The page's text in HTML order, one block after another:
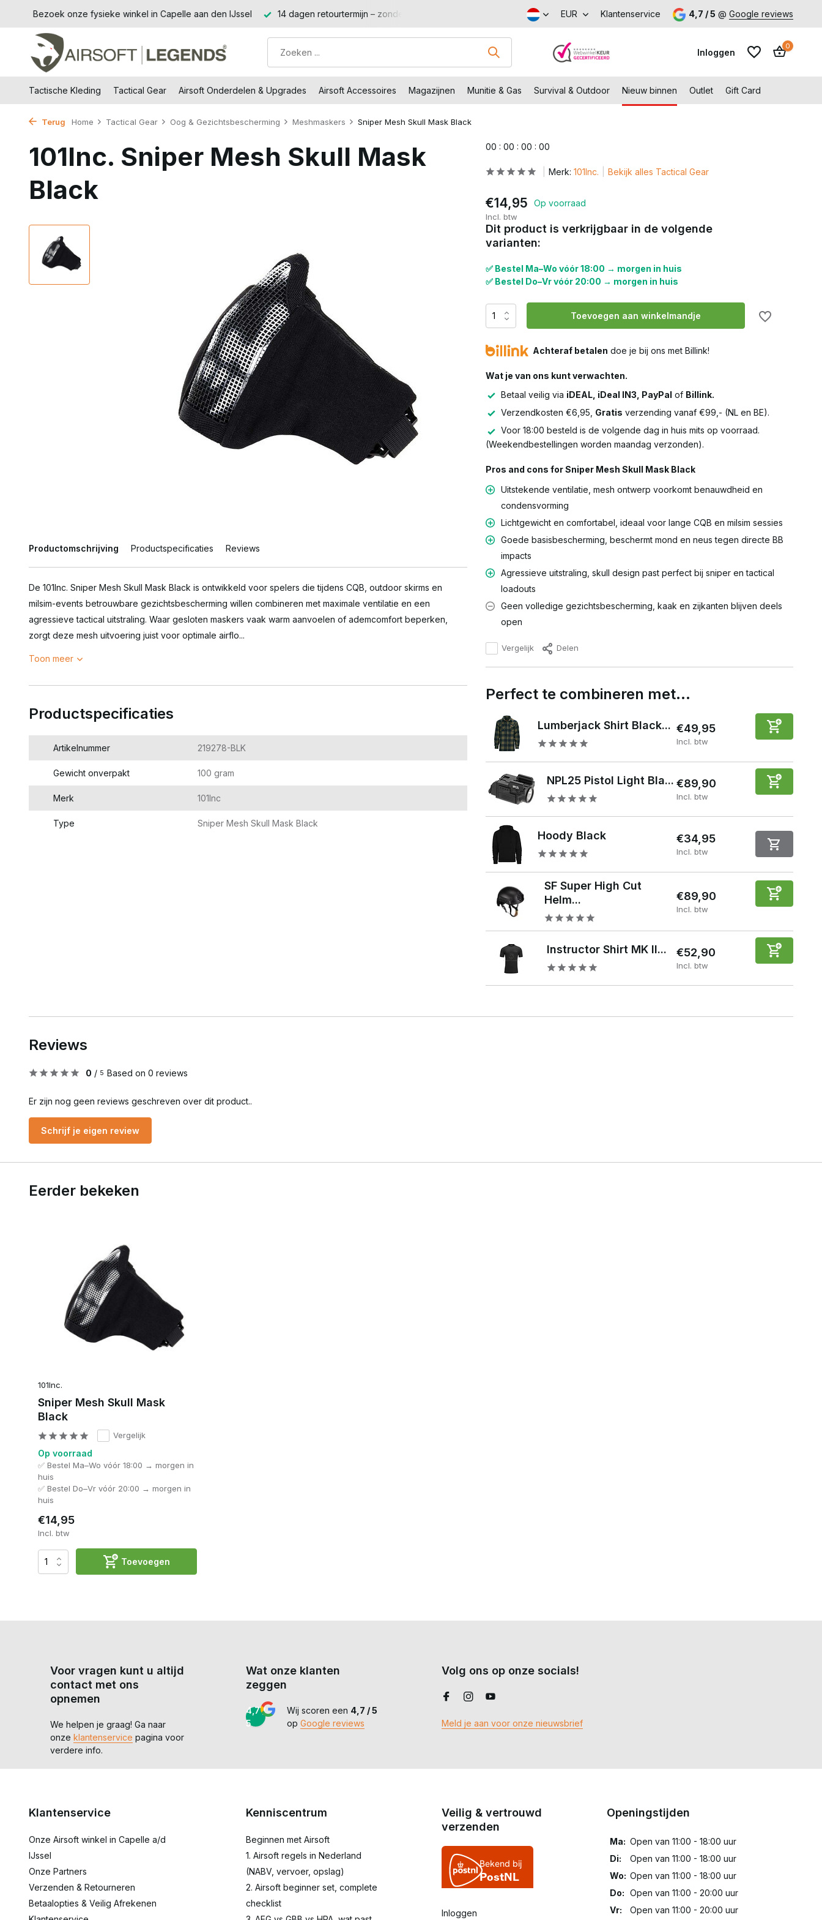
14 dagen retourtermijn – zonder gedoe, zonder stress. Shop met voordeel – Gratis verzending vanaf €99,- Bezoek onze fysieke winkel in Capelle aan den IJssel
EUR Klantenservice 4,7 / 5 @ Google reviews
Inloggen
0
Tactische Kleding Tactical Gear Airsoft Onderdelen & Upgrades Airsoft Accessoires Magazijnen Munitie & Gas Survival & Outdoor Nieuw binnen Outlet Gift Card
Terug Home Tactical Gear Oog & Gezichtsbescherming Meshmaskers Sniper Mesh Skull Mask Black
101Inc. Sniper Mesh Skull Mask
Black
Productomschrijving Productspecificaties Reviews
De 101Inc. Sniper Mesh Skull Mask Black is ontwikkeld voor spelers die tijdens CQB, outdoor skirms en
milsim-events betrouwbare gezichtsbescherming willen combineren met maximale ventilatie en een
agressieve tactical uitstraling. Waar gesloten maskers vaak warm aanvoelen of ademcomfort beperken,
zorgt deze mesh uitvoering juist voor optimale airflo...
Toon meer
Productspecificaties
Artikelnummer 219278-BLK
Gewicht onverpakt 100 gram
Merk 101Inc
Type Sniper Mesh Skull Mask Black
00 : 00 : 00 : 00
Merk: 101Inc. Bekijk alles Tactical Gear
€14,95 Op voorraad
Incl. btw
Dit product is verkrijgbaar in de volgende
varianten:
✅ Bestel Ma–Wo vóór 18:00 → morgen in huis
✅ Bestel Do–Vr vóór 20:00 → morgen in huis
Toevoegen aan winkelmandje
Achteraf betalen doe je bij ons met Billink!
Wat je van ons kunt verwachten.
Betaal veilig via iDEAL, iDeal IN3, PayPal of Billink.
Verzendkosten €6,95, Gratis verzending vanaf €99,- (NL en BE).
Voor 18:00 besteld is de volgende dag in huis mits op voorraad.
(Weekendbestellingen worden maandag verzonden).
Pros and cons for Sniper Mesh Skull Mask Black
Uitstekende ventilatie, mesh ontwerp voorkomt benauwdheid en
condensvorming
Lichtgewicht en comfortabel, ideaal voor lange CQB en milsim sessies
Goede basisbescherming, beschermt mond en neus tegen directe BB
impacts
Agressieve uitstraling, skull design past perfect bij sniper en tactical
loadouts
Geen volledige gezichtsbescherming, kaak en zijkanten blijven deels
open
Vergelijk Delen
Perfect te combineren met…
Lumberjack Shirt Black... €49,95
Incl. btw
NPL25 Pistol Light Bla... €89,90
Incl. btw
Hoody Black €34,95
Incl. btw
SF Super High Cut
Helm...
€89,90
Incl. btw
Instructor Shirt MK II... €52,90
Incl. btw
Reviews
0 / 5 Based on 0 reviews
Er zijn nog geen reviews geschreven over dit product..
Schrijf je eigen review
Eerder bekeken
101Inc.
Sniper Mesh Skull Mask
Black
Vergelijk
Op voorraad
✅ Bestel Ma–Wo vóór 18:00 → morgen in
huis
✅ Bestel Do–Vr vóór 20:00 → morgen in
huis
€14,95
Incl. btw
Toevoegen
Voor vragen kunt u altijd
contact met ons
opnemen
We helpen je graag! Ga naar
onze klantenservice pagina voor
verdere info.
Wat onze klanten
zeggen
4,7 /
5
Wij scoren een 4,7 / 5
op Google reviews
Volg ons op onze socials!
Meld je aan voor onze nieuwsbrief
Klantenservice
Onze Airsoft winkel in Capelle a/d
IJssel
Onze Partners
Verzenden & Retourneren
Betaalopties & Veilig Afrekenen
Kenniscentrum
Beginnen met Airsoft
1. Airsoft regels in Nederland
(NABV, vervoer, opslag)
2. Airsoft beginner set, complete
checklist
Veilig & vertrouwd
verzenden
Inloggen
Openingstijden
Ma: Open van 11:00 - 18:00 uur
Di:
Open van 11:00 - 18:00 uur
Wo: Open van 11:00 - 18:00 uur
Do: Open van 11:00 - 20:00 uur
Vr:
Open van 11:00 - 20:00 uur